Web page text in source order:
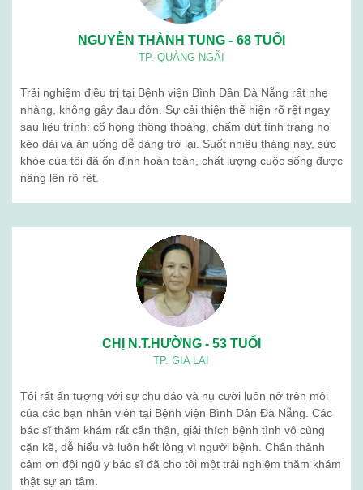
NGUYỄN THÀNH TUNG - 68 TUỔI
TP. QUẢNG NGÃI
Trải nghiệm điều trị tại Bệnh viện Bình Dân Đà Nẵng rất nhẹ
nhàng, không gây đau đớn. Sự cải thiện thể hiện rõ rệt ngay
sau liệu trình: cổ họng thông thoáng, chấm dứt tình trạng ho
kéo dài và ăn uống dễ dàng trở lại. Suốt nhiều tháng nay, sức
khỏe của tôi đã ổn định hoàn toàn, chất lượng cuộc sống được
nâng lên rõ rệt.
CHỊ N.T.HƯỜNG - 53 TUỔI
TP. GIA LAI
Tôi rất ấn tượng với sự chu đáo và nụ cười luôn nở trên môi
của các bạn nhân viên tại Bệnh viện Bình Dân Đà Nẵng. Các
bác sĩ thăm khám rất cẩn thận, giải thích bệnh tình vô cùng
cặn kẽ, dễ hiểu và luôn hết lòng vì người bệnh. Chân thành
cảm ơn đội ngũ y bác sĩ đã cho tôi một trải nghiệm thăm khám
thật sự an tâm.